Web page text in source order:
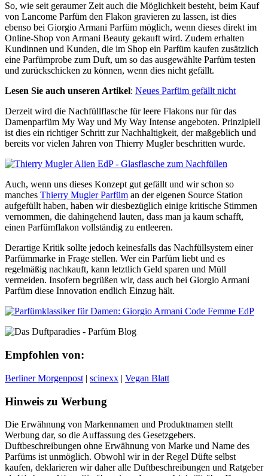
So, wie seit geraumer Zeit auch die Möglichkeit besteht, beim Kauf
von Lancome Parfüm den Flakon gravieren zu lassen, ist dies
ebenso bei Giorgio Armani Parfüm möglich, wenn dieses direkt im
Online-Shop von Armani Beauty gekauft wird. Zudem erhalten
Kundinnen und Kunden, die im Shop ein Parfüm kaufen zusätzlich
eine Parfümprobe zum Duft, um so das ausgewählte Parfüm testen
und zurückschicken zu können, wenn dies nicht gefällt.
Lesen Sie auch unseren Artikel: Neues Parfüm gefällt nicht
Derzeit wird die Nachfüllflasche für leere Flakons nur für das
Damenparfüm My Way und My Way Intense angeboten. Prinzipiell
ist dies ein richtiger Schritt zur Nachhaltigkeit, der maßgeblich und
bereits vor vielen Jahren von Thierry Mugler beschritten wurde.
Auch, wenn uns dieses Konzept gut gefällt und wir schon so
manches Thierry Mugler Parfüm an der eigenen Source Station
aufgefüllt haben, haben wir diesbezüglich einige kritische Stimmen
vernommen, die dahingehend lauten, dass man ja kaum schafft,
einen Parfümflakon vollständig zu entleeren.
Derartige Kritik sollte jedoch keinesfalls das Nachfüllsystem einer
Parfümmarke in Frage stellen. Wer ein Parfüm liebt und es
regelmäßig nachkauft, kann letztlich Geld sparen und Müll
vermeiden. Insofern begrüßen wir, dass auch bei Giorgio Armani
Parfüm diese Innovation endlich Einzug hält.
Empfohlen von:
Berliner Morgenpost | scinexx | Vegan Blatt
Hinweis zu Werbung
Die Erwähnung von Markennamen und Produktnamen stellt
Werbung dar, so die Auffassung des Gesetzgebers.
Duftbeschreibungen ohne Erwähnung von Marke und Name des
Parfüms ist unmöglich. Obwohl wir in der Regel Düfte selbst
kaufen, deklarieren wir daher alle Duftbeschreibungen und Ratgeber